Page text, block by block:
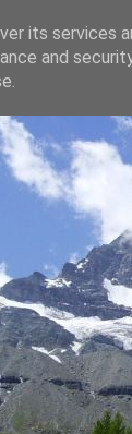
its services
and